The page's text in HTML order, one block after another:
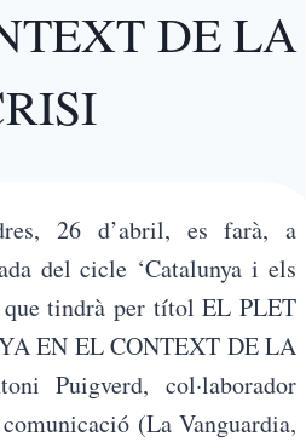
DE LA
26 d’abril, es farà, a
del cicle ‘Catalunya i els
tindrà per títol EL PLET
EN EL CONTEXT DE LA
Puigverd, col·laborador
(La Vanguardia,